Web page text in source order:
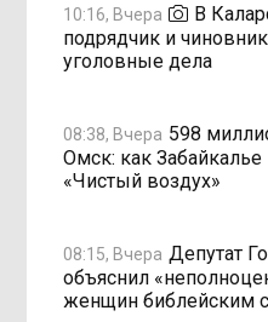
10:16, Вчера
В
подрядчик и
уголовные дела
08:38, Вчера 598
Омск: как
«Чистый воздух»
08:15, Вчера Депутат
объяснил
женщин библейским